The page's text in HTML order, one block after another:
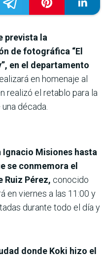
prevista la
de fotográfica “El
en el departamento
en homenaje al
realizó el retablo para la
década.
Ignacio Misiones hasta
se conmemora el
Ruiz Pérez, conocido
en viernes a las 11:00 y
durante todo el día y
donde Koki hizo el